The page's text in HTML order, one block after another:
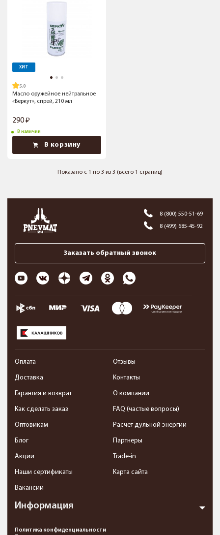
ХИТ
5.0
Масло оружейное нейтральное
«Беркут», спрей, 210 мл
290
В наличии
В корзину
Показано с 1 по 3 из 3 (всего 1 страниц)
8 (800) 550-51-69
8 (499) 685-45-92
Заказать обратный звонок
Информация
Оплата
Доставка
Гарантия и возврат
Как сделать заказ
Оптовикам
Блог
Акции
Наши сертификаты
Вакансии
Отзывы
Контакты
О компании
FAQ (частые вопросы)
Расчет дульной энергии
Партнеры
Trade-in
Карта сайта
Политика конфиденциальности